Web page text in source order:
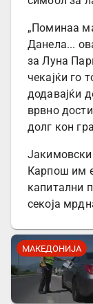
„Поминаа
Данела...
за Луна
чекајќи го
додавајќи
врвно
долг кон
Јакимовски
Карпош им
капитални
секоја
МАКЕДОНИЈА